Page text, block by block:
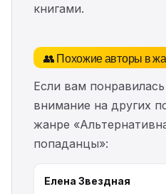
книгами.
👥 Похожие авторы в
Если вам
внимание на других
жанре
попаданцы»:
Елена Звездная